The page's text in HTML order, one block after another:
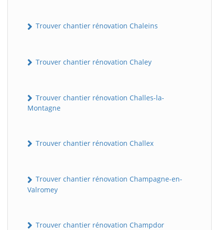
Trouver chantier rénovation Chaleins
Trouver chantier rénovation Chaley
Trouver chantier rénovation Challes-la-
Montagne
Trouver chantier rénovation Challex
Trouver chantier rénovation Champagne-en-
Valromey
Trouver chantier rénovation Champdor